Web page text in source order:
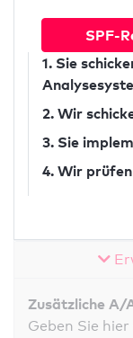
SPF-
1. Sie
2. Wir
3. Sie
4. Wir
Zusätzliche A/
Geben Sie